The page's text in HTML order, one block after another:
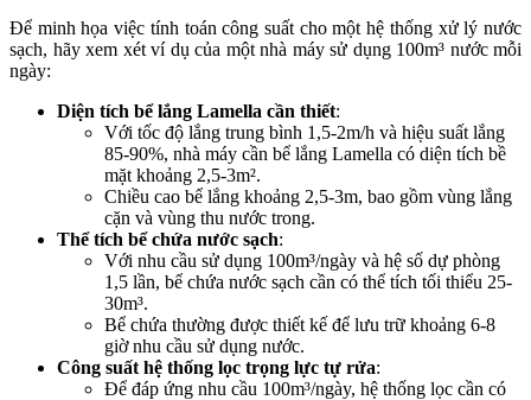
Để minh họa việc tính toán công suất cho một hệ thống xử lý nước
sạch, hãy xem xét ví dụ của một nhà máy sử dụng 100m³ nước mỗi
ngày:
Diện tích bể lắng Lamella cần thiết:
Với tốc độ lắng trung bình 1,5-2m/h và hiệu suất lắng
85-90%, nhà máy cần bể lắng Lamella có diện tích bề
mặt khoảng 2,5-3m².
Chiều cao bể lắng khoảng 2,5-3m, bao gồm vùng lắng
cặn và vùng thu nước trong.
Thể tích bể chứa nước sạch:
Với nhu cầu sử dụng 100m³/ngày và hệ số dự phòng
1,5 lần, bể chứa nước sạch cần có thể tích tối thiểu 25-
30m³.
Bể chứa thường được thiết kế để lưu trữ khoảng 6-8
giờ nhu cầu sử dụng nước.
Công suất hệ thống lọc trọng lực tự rửa:
Để đáp ứng nhu cầu 100m³/ngày, hệ thống lọc cần có